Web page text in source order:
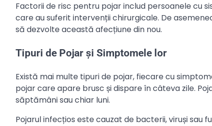
Factorii de risc pentru pojar includ persoanele cu
care au suferit intervenții chirurgicale. De
să dezvolte această afecțiune din nou.
Tipuri de Pojar și Simptomele lor
Există mai multe tipuri de pojar, fiecare cu
pojar care apare brusc și dispare în câteva zile.
săptămâni sau chiar luni.
Pojarul infecțios este cauzat de bacterii, viruși